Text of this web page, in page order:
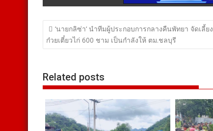
แนะแนว
เรื่อง
‘นายกลิซ่า‘ นำทีมผู้ประกอบการกลางคืนพัทยา จัดเลี้ยง
ก๋วยเตี๋ยวไก่ 600 ชาม เป็นกำลังให้ ตม.ชลบุรี
Related posts